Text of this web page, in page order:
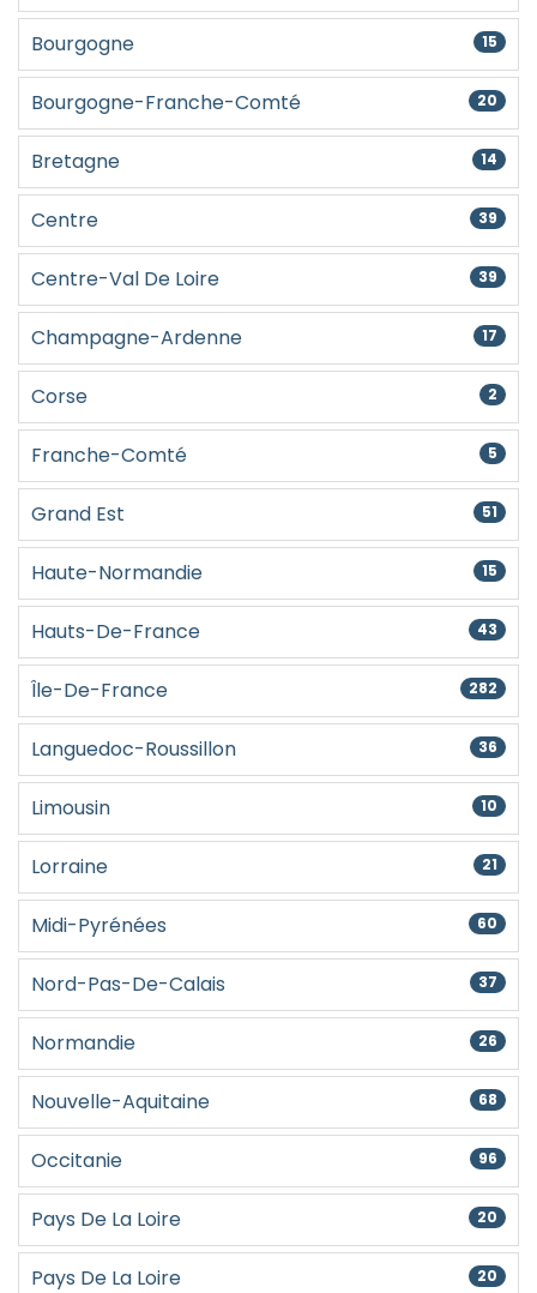
Bourgogne 15
Bourgogne-Franche-Comté 20
Bretagne 14
Centre 39
Centre-Val De Loire 39
Champagne-Ardenne 17
Corse 2
Franche-Comté 5
Grand Est 51
Haute-Normandie 15
Hauts-De-France 43
Île-De-France 282
Languedoc-Roussillon 36
Limousin 10
Lorraine 21
Midi-Pyrénées 60
Nord-Pas-De-Calais 37
Normandie 26
Nouvelle-Aquitaine 68
Occitanie 96
Pays De La Loire 20
Pays De La Loire 20